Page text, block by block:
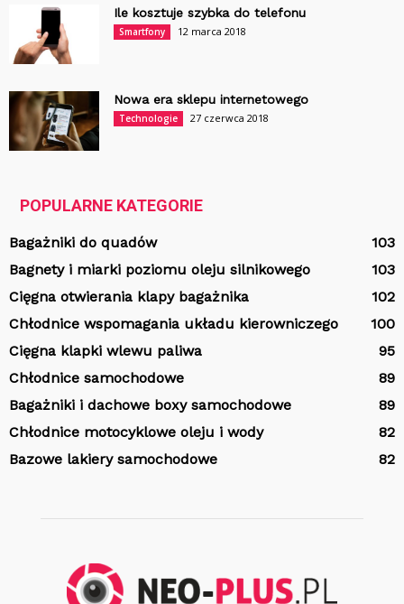
Ile kosztuje szybka do telefonu
Smartfony 12 marca 2018
Nowa era sklepu internetowego
Technologie 27 czerwca 2018
POPULARNE KATEGORIE
Bagażniki do quadów
103
Bagnety i miarki poziomu oleju silnikowego
103
Cięgna otwierania klapy bagażnika
102
Chłodnice wspomagania układu kierowniczego
100
Cięgna klapki wlewu paliwa
95
Chłodnice samochodowe
89
Bagażniki i dachowe boxy samochodowe
89
Chłodnice motocyklowe oleju i wody
82
Bazowe lakiery samochodowe
82